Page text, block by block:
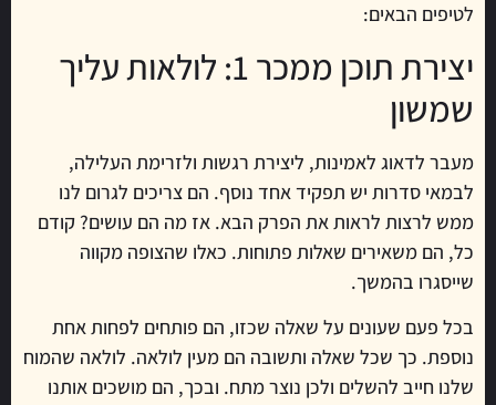
לטיפים הבאים:
יצירת תוכן ממכר 1: לולאות עליך
שמשון
מעבר לדאוג לאמינות, ליצירת רגשות ולזרימת העלילה,
לבמאי סדרות יש תפקיד אחד נוסף. הם צריכים לגרום לנו
ממש לרצות לראות את הפרק הבא. אז מה הם עושים? קודם
כל, הם משאירים שאלות פתוחות. כאלו שהצופה מקווה
שייסגרו בהמשך.
בכל פעם שעונים על שאלה שכזו, הם פותחים לפחות אחת
נוספת. כך שכל שאלה ותשובה הם מעין לולאה. לולאה שהמוח
שלנו חייב להשלים ולכן נוצר מתח. ובכך, הם מושכים אותנו